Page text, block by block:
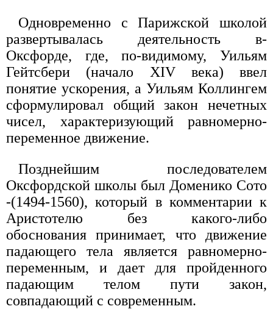
Одновременно с Парижской школой
развертывалась деятельность в-
Оксфорде, где, по-видимому, Уильям
Гейтсбери (начало XIV века) ввел
понятие ускорения, а Уильям Коллингем
сформулировал общий закон нечетных
чисел, характеризующий равномерно-
переменное движение.
Позднейшим последователем
Оксфордской школы был Доменико Сото
-(1494-1560), который в комментарии к
Аристотелю без какого-либо
обоснования принимает, что движение
падающего тела является равномерно-
переменным, и дает для пройденного
падающим телом пути закон,
совпадающий с современным.